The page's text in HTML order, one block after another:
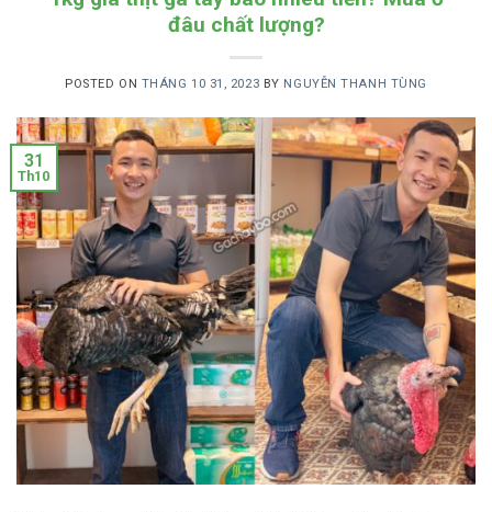
đâu chất lượng?
POSTED ON THÁNG 10 31, 2023 BY NGUYỄN THANH TÙNG
31
Th10